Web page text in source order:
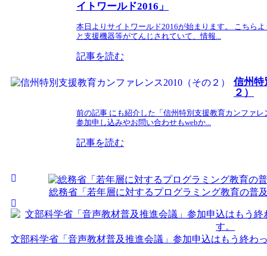
イトワールド2016」
本日よりサイトワールド2016が始まります。 こちら
と支援機器等がてんじされていて、情報...
記事を読む
信州特
２）
前の記事 にも紹介した「信州特別支援教育カンファ
参加申し込みやお問い合わせもwebか...
記事を読む
総務省「若年層に対するプログラミング教育の普
文部科学省「音声教材普及推進会議」参加申込はもう終わ